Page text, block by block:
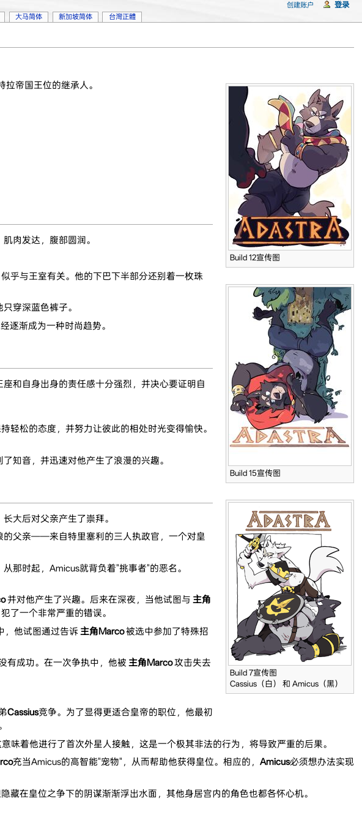
Build 12宣传图
Build 15宣传图
帝国王位的继承人。
肉发达，腹部圆润。
乎与王室有关。他的下巴下半部分还别着一枚珠
穿深蓝色裤子。
逐渐成为一种时尚趋势。
Build 7宣传图
Cassius（白） 和 Amicus（黑）
和自身出身的责任感十分强烈，并决心要证明自
轻松的态度，并努力让彼此的相处时光变得愉快。
知音，并迅速对他产生了浪漫的兴趣。
大后对父亲产生了崇拜。
的父亲——来自特里塞利的三人执政官，一个对皇
那时起，Amicus就背负着"挑事者"的恶名。
并对他产生了兴趣。后来在深夜，当他试图与 主角
了一个非常严重的错误。
，他试图通过告诉 主角Marco被选中参加了特殊招
有成功。在一次争执中，他被 主角Marco攻击失去
Cassius竞争。为了显得更适合皇帝的职位，他最初
味着他进行了首次外星人接触，这是一个极其非法的行为，将导致严重的后果。
充当Amicus的高智能"宠物"，从而帮助他获得皇位。相应的， Amicus必须想办法实现
在皇位之争下的阴谋渐渐浮出水面，其他身居宫内的角色也都各怀心机。
大马简体 新加坡简体 台灣正體
创建账户 登录